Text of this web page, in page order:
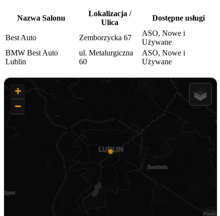
Nazwa Salonu
Lokalizacja /
Ulica
Dostępne usługi
Best Auto Zemborzycka 67
ASO, Nowe i
Używane
BMW Best Auto
Lublin
ul. Metalurgiczna
60
ASO, Nowe i
Używane
+
−